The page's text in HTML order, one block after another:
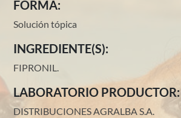
FORMA:
Solución tópica
INGREDIENTE(S):
FIPRONIL.
LABORATORIO PRODUCTOR:
DISTRIBUCIONES AGRALBA S.A.